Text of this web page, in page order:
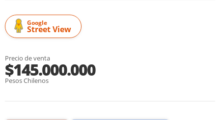
Google
Street View
Precio de venta
$145.000.000
Pesos Chilenos